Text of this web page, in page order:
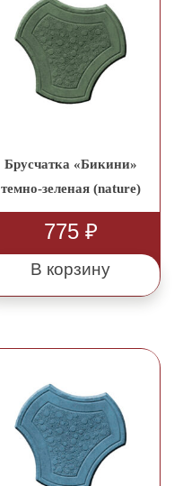
Брусчатка «Бикини»
темно-зеленая (nature)
775 ₽
В корзину